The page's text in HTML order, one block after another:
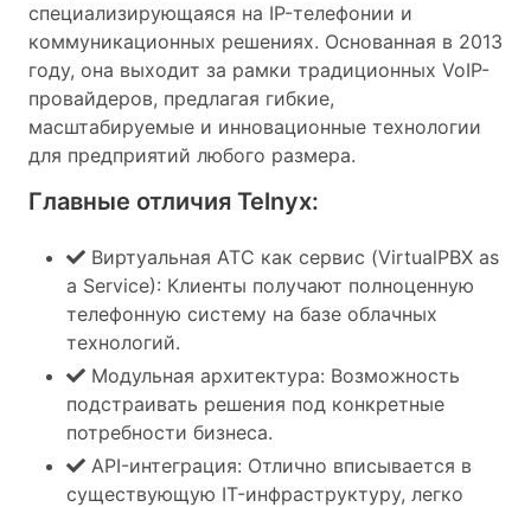
специализирующаяся на IP-телефонии и
коммуникационных решениях. Основанная в 2013
году, она выходит за рамки традиционных VoIP-
провайдеров, предлагая гибкие,
масштабируемые и инновационные технологии
для предприятий любого размера.
Главные отличия Telnyx:
Виртуальная АТС как сервис (VirtualPBX as
a Service): Клиенты получают полноценную
телефонную систему на базе облачных
технологий.
Модульная архитектура: Возможность
подстраивать решения под конкретные
потребности бизнеса.
API-интеграция: Отлично вписывается в
существующую IT-инфраструктуру, легко